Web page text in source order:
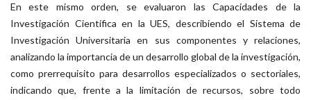
En este mismo orden, se evaluaron las Capacidades de la
Investigación Científica en la UES, describiendo el Sistema de
Investigación Universitaria en sus componentes y relaciones,
analizando la importancia de un desarrollo global de la investigación,
como prerrequisito para desarrollos especializados o sectoriales,
indicando que, frente a la limitación de recursos, sobre todo